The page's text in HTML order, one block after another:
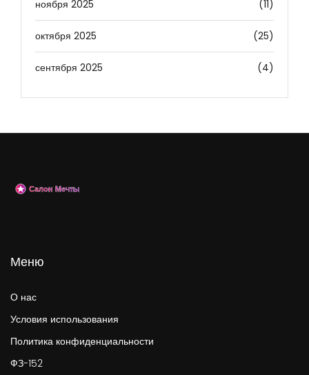
ноября 2025 (11)
октября 2025 (25)
сентября 2025 (4)
Меню
О нас
Условия использования
Политика конфиденциальности
ФЗ-152